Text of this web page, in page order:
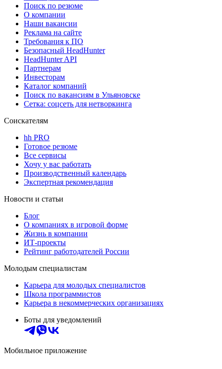
Поиск по резюме
О компании
Наши вакансии
Реклама на сайте
Требования к ПО
Безопасный HeadHunter
HeadHunter API
Партнерам
Инвесторам
Каталог компаний
Поиск по вакансиям в Ульяновске
Сетка: соцсеть для нетворкинга
Соискателям
hh PRO
Готовое резюме
Все сервисы
Хочу у вас работать
Производственный календарь
Экспертная рекомендация
Новости и статьи
Блог
О компаниях в игровой форме
Жизнь в компании
ИТ-проекты
Рейтинг работодателей России
Молодым специалистам
Карьера для молодых специалистов
Школа программистов
Карьера в некоммерческих организациях
Боты для уведомлений
Мобильное приложение